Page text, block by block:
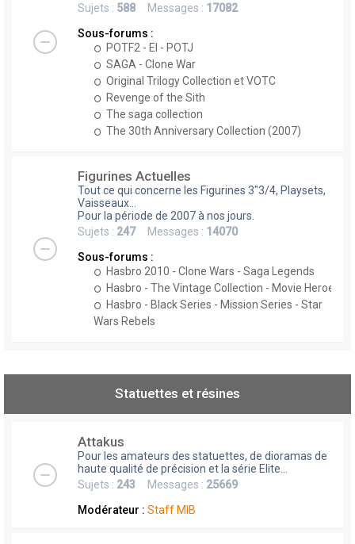
Sujets : 588 Messages : 17082
Sous-forums :
POTF2 - EI - POTJ
SAGA - Clone War
Original Trilogy Collection et VOTC
Revenge of the Sith
The saga collection
The 30th Anniversary Collection (2007)
Figurines Actuelles
Tout ce qui concerne les Figurines 3"3/4, Playsets,
Vaisseaux...
Pour la période de 2007 à nos jours.
Sujets : 247Messages : 14070
Sous-forums :
Hasbro 2010 - Clone Wars - Saga Legends
Hasbro - The Vintage Collection - Movie Heroes
Hasbro - Black Series - Mission Series - Star
Wars Rebels
Statuettes et résines
Attakus
Pour les amateurs des statuettes, de dioramas de
haute qualité de précision et la série Elite...
Sujets : 243 Messages : 25669
Modérateur : Staff MIB